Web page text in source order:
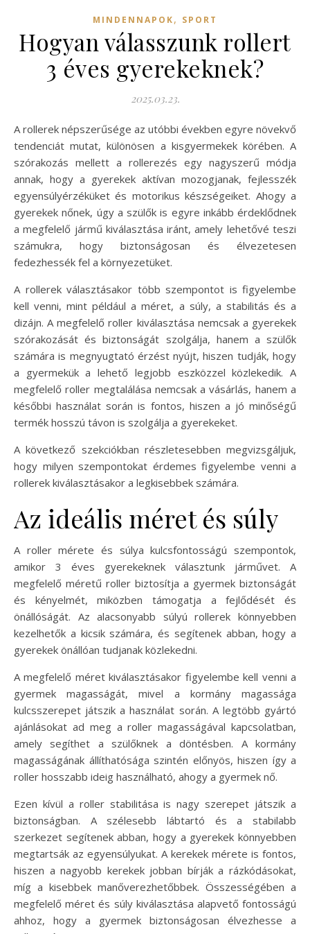
MINDENNAPOK, SPORT
Hogyan válasszunk rollert
3 éves gyerekeknek?
2025.03.23.
A rollerek népszerűsége az utóbbi években egyre növekvő
tendenciát mutat, különösen a kisgyermekek körében. A
szórakozás mellett a rollerezés egy nagyszerű módja
annak, hogy a gyerekek aktívan mozogjanak, fejlesszék
egyensúlyérzéküket és motorikus készségeiket. Ahogy a
gyerekek nőnek, úgy a szülők is egyre inkább érdeklődnek
a megfelelő jármű kiválasztása iránt, amely lehetővé teszi
számukra, hogy biztonságosan és élvezetesen
fedezhessék fel a környezetüket.
A rollerek választásakor több szempontot is figyelembe
kell venni, mint például a méret, a súly, a stabilitás és a
dizájn. A megfelelő roller kiválasztása nemcsak a gyerekek
szórakozását és biztonságát szolgálja, hanem a szülők
számára is megnyugtató érzést nyújt, hiszen tudják, hogy
a gyermekük a lehető legjobb eszközzel közlekedik. A
megfelelő roller megtalálása nemcsak a vásárlás, hanem a
későbbi használat során is fontos, hiszen a jó minőségű
termék hosszú távon is szolgálja a gyerekeket.
A következő szekciókban részletesebben megvizsgáljuk,
hogy milyen szempontokat érdemes figyelembe venni a
rollerek kiválasztásakor a legkisebbek számára.
Az ideális méret és súly
A roller mérete és súlya kulcsfontosságú szempontok,
amikor 3 éves gyerekeknek választunk járművet. A
megfelelő méretű roller biztosítja a gyermek biztonságát
és kényelmét, miközben támogatja a fejlődését és
önállóságát. Az alacsonyabb súlyú rollerek könnyebben
kezelhetők a kicsik számára, és segítenek abban, hogy a
gyerekek önállóan tudjanak közlekedni.
A megfelelő méret kiválasztásakor figyelembe kell venni a
gyermek magasságát, mivel a kormány magassága
kulcsszerepet játszik a használat során. A legtöbb gyártó
ajánlásokat ad meg a roller magasságával kapcsolatban,
amely segíthet a szülőknek a döntésben. A kormány
magasságának állíthatósága szintén előnyös, hiszen így a
roller hosszabb ideig használható, ahogy a gyermek nő.
Ezen kívül a roller stabilitása is nagy szerepet játszik a
biztonságban. A szélesebb lábtartó és a stabilabb
szerkezet segítenek abban, hogy a gyerekek könnyebben
megtartsák az egyensúlyukat. A kerekek mérete is fontos,
hiszen a nagyobb kerekek jobban bírják a rázkódásokat,
míg a kisebbek manőverezhetőbbek. Összességében a
megfelelő méret és súly kiválasztása alapvető fontosságú
ahhoz, hogy a gyermek biztonságosan élvezhesse a